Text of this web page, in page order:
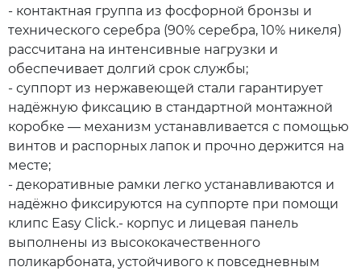
- контактная группа из фосфорной бронзы и
технического серебра (90% серебра, 10% никеля)
рассчитана на интенсивные нагрузки и
обеспечивает долгий срок службы;
- суппорт из нержавеющей стали гарантирует
надёжную фиксацию в стандартной монтажной
коробке — механизм устанавливается с помощью
винтов и распорных лапок и прочно держится на
месте;
- декоративные рамки легко устанавливаются и
надёжно фиксируются на суппорте при помощи
клипс Easy Click.- корпус и лицевая панель
выполнены из высококачественного
поликарбоната, устойчивого к повседневным